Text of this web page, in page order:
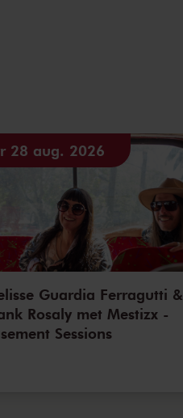
28 aug. 2026
Guardia Ferragutti &
Rosaly met Mestizx -
Sessions